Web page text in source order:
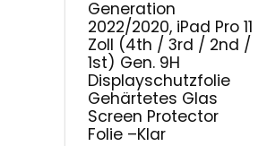
Generation
2022/2020, iPad Pro 11
Zoll (4th / 3rd / 2nd /
1st) Gen. 9H
Displayschutzfolie
Gehärtetes Glas
Screen Protector
Folie –Klar